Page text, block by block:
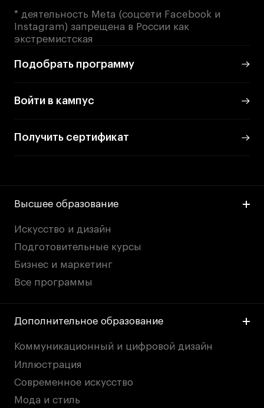
дверей
дверей
События
События
info@britishdesign.ru
info@britishdesign.ru
Адрес на карте
Адрес на карте
EN
EN
Политика конфиденциальности
Публичная оферта
Условия возврата
Кредит на образование с господдержкой
Лицензия на осуществление образовательной
Университет»
Карта сайта
* деятельность Meta (соцсети Facebook и
Instagram) запрещена в России как
экстремистская
Подобрать программу
Войти в кампус
Получить сертификат
Высшее образование
Искусство и дизайн
Подготовительные курсы
Бизнес и маркетинг
Все программы
Дополнительное образование
Коммуникационный и цифровой дизайн
Иллюстрация
Современное искусство
Мода и стиль